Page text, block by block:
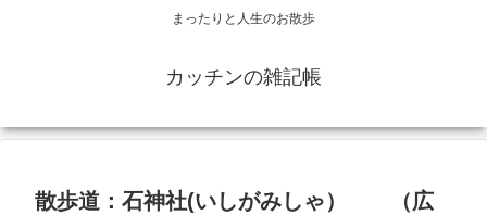
まったりと人生のお散歩
カッチンの雑記帳
散歩道：石神社(いしがみしゃ） （広